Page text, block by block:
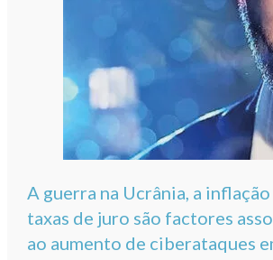
A guerra na Ucrânia, a inflação
taxas de juro são factores
ao aumento de ciberataques